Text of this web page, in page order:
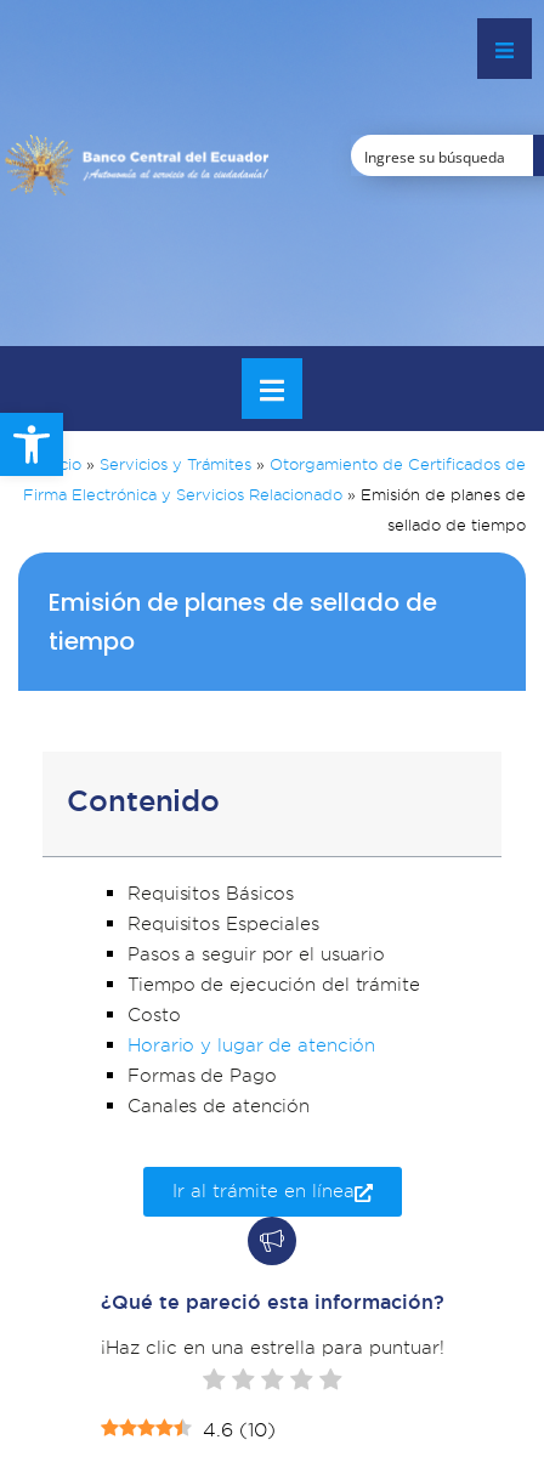
Open toolbar
Inicio » Servicios y Trámites » Otorgamiento de Certificados de
Firma Electrónica y Servicios Relacionado » Emisión de planes de
sellado de tiempo
Emisión de planes de sellado de
tiempo
Contenido
Requisitos Básicos
Requisitos Especiales
Pasos a seguir por el usuario
Tiempo de ejecución del trámite
Costo
Horario y lugar de atención
Formas de Pago
Canales de atención
Ir al trámite en línea
¿Qué te pareció esta información?
¡Haz clic en una estrella para puntuar!
4.6 (10)